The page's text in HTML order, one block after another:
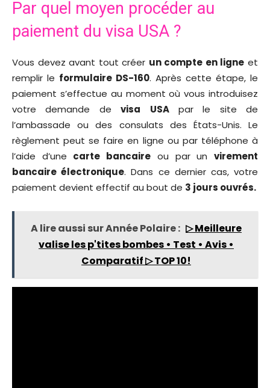
Par quel moyen procéder au
paiement du visa USA ?
Vous devez avant tout créer un compte en ligne et
remplir le formulaire DS-160. Après cette étape, le
paiement s’effectue au moment où vous introduisez
votre demande devisa USApar le site de
l’ambassade ou des consulats des États-Unis. Le
règlement peut se faire en ligne ou par téléphone à
l’aide d’une carte bancaire ou par unvirement
bancaire électronique. Dans ce dernier cas, votre
paiement devient effectif au bout de 3 jours ouvrés.
A lire aussi sur Année Polaire : ▷ Meilleure
valise les p'tites bombes • Test • Avis •
Comparatif ▷ TOP 10!